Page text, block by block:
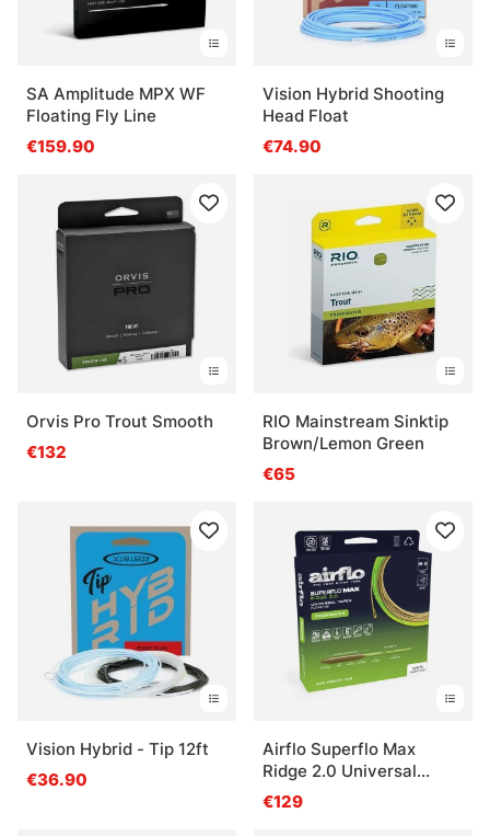
SA Amplitude MPX WF
Floating Fly Line
€159.90
Vision Hybrid Shooting
Head Float
€74.90
Orvis Pro Trout Smooth
€132
RIO Mainstream Sinktip
Brown/Lemon Green
€65
Vision Hybrid - Tip 12ft
€36.90
Airflo Superflo Max
Ridge 2.0 Universal
Taper
€129